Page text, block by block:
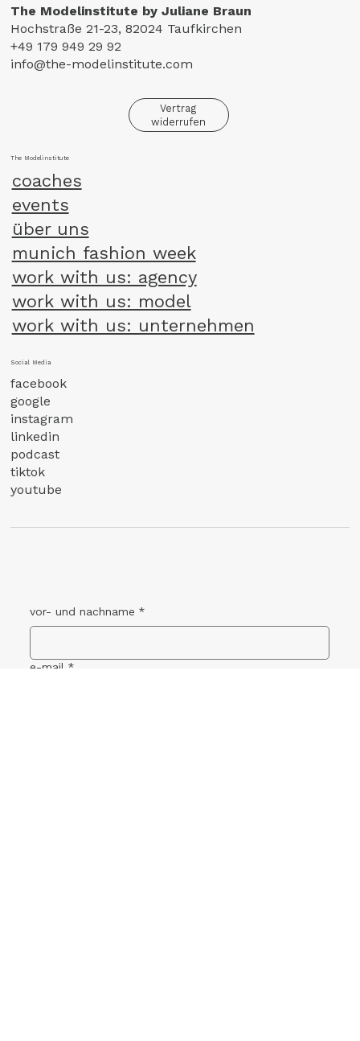
The Modelinstitute by Juliane Braun
Hochstraße 21-23, 82024 Taufkirchen
+49 179 949 29 92
info@the-modelinstitute.com
Vertrag
widerrufen
The Modelinstitute
coaches
events
über uns
munich fashion week
work with us: agency
work with us: model
work with us: unternehmen
Social Media
facebook
google
instagram
linkedin
podcast
tiktok
youtube
vor- und nachname *
e-mail *